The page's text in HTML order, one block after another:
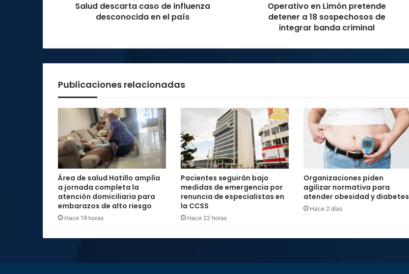
Salud descarta caso de influenza
desconocida en el país
Operativo en Limón pretende
detener a 18 sospechosos de
integrar banda criminal
Publicaciones relacionadas
Área de salud Hatillo amplía
a jornada completa la
atención domiciliaria para
embarazos de alto riesgo
Hace 19 horas
Pacientes seguirán bajo
medidas de emergencia por
renuncia de especialistas en
la CCSS
Hace 22 horas
Organizaciones piden
agilizar normativa para
atender obesidad y diabetes
Hace 2 días